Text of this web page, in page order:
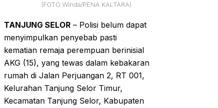
(FOTO:Winda/PENA KALTARA)
TANJUNG SELOR – Polisi belum dapat
menyimpulkan penyebab pasti
kematian remaja perempuan berinisial
AKG (15), yang tewas dalam kebakaran
rumah di Jalan Perjuangan 2, RT 001,
Kelurahan Tanjung Selor Timur,
Kecamatan Tanjung Selor, Kabupaten